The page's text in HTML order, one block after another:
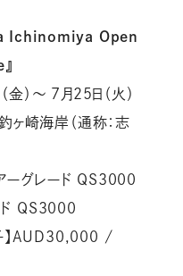
Ichinomiya Open
）～ 7月25日（火）
ヶ崎海岸（通称：志
ーグレード QS3000
ド QS3000
】AUD30,000 /